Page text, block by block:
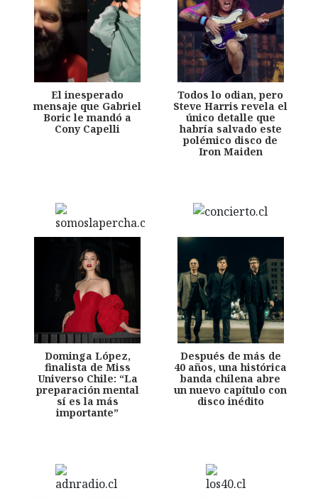
El inesperado
mensaje que Gabriel
Boric le mandó a
Cony Capelli
Todos lo odian, pero
Steve Harris revela el
único detalle que
habría salvado este
polémico disco de
Iron Maiden
Dominga López,
finalista de Miss
Universo Chile: “La
preparación mental
sí es la más
importante”
Después de más de
40 años, una histórica
banda chilena abre
un nuevo capítulo con
disco inédito